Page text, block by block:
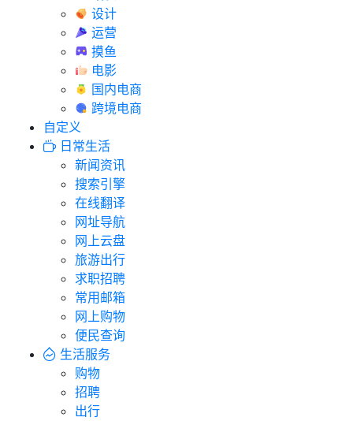
设计
运营
摸鱼
电影
国内电商
跨境电商
自定义
日常生活
新闻资讯
搜索引擎
在线翻译
网址导航
网上云盘
旅游出行
求职招聘
常用邮箱
网上购物
便民查询
生活服务
购物
招聘
出行